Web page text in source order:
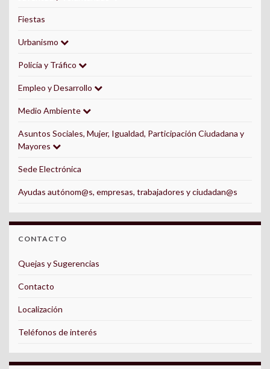
Fiestas
Urbanismo
Policía y Tráfico
Empleo y Desarrollo
Medio Ambiente
Asuntos Sociales, Mujer, Igualdad, Participación Ciudadana y
Mayores
Sede Electrónica
Ayudas autónom@s, empresas, trabajadores y ciudadan@s
CONTACTO
Quejas y Sugerencias
Contacto
Localización
Teléfonos de interés